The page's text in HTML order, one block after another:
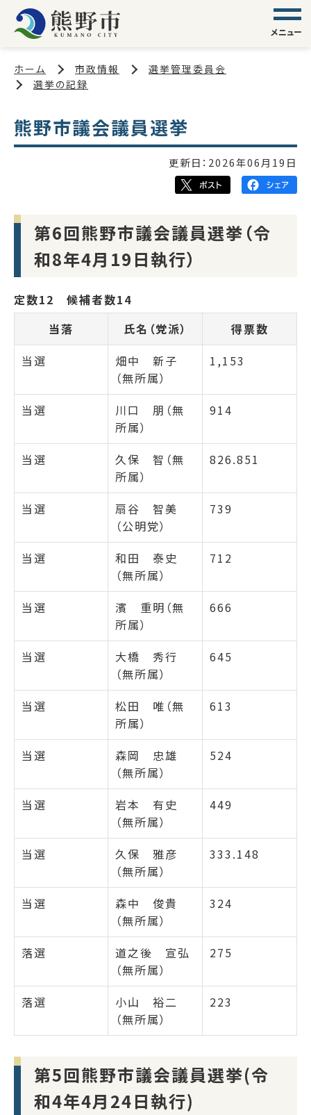
メニュー
ホーム 市政情報
選挙管理委員会
選挙の記録
熊野市議会議員選挙
更新日： 2026年06月19日
第6回熊野市議会議員選挙（令
和8年4月19日執行）
定数12 候補者数14
当落
氏名（党派）
得票数
当選
畑中 新子
（無所属）
1,153
当選
川口 朋（無
所属）
914
当選
久保 智（無
所属）
826.851
当選
扇谷 智美
（公明党）
739
当選
和田 泰史
（無所属）
712
当選
濱 重明（無
所属）
666
当選
大橋 秀行
（無所属）
645
当選
松田 唯（無
所属）
613
当選
森岡 忠雄
（無所属）
524
当選
岩本 有史
（無所属）
449
当選
久保 雅彦
（無所属）
333.148
当選
森中 俊貴
（無所属）
324
落選
道之後 宣弘
（無所属）
275
落選
小山 裕二
（無所属）
223
第5回熊野市議会議員選挙(令
和4年4月24日執行)